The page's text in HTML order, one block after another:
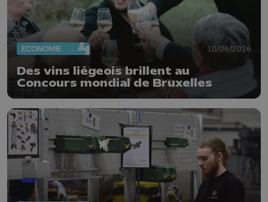
ECONOMIE 10/06/2026
Des vins liégeois brillent au
Concours mondial de Bruxelles